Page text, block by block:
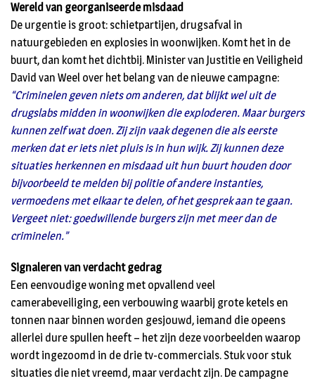
Wereld van georganiseerde misdaad
De urgentie is groot: schietpartijen, drugsafval in
natuurgebieden en explosies in woonwijken. Komt het in de
buurt, dan komt het dichtbij. Minister van Justitie en Veiligheid
David van Weel over het belang van de nieuwe campagne:
“Criminelen geven niets om anderen, dat blijkt wel uit de
drugslabs midden in woonwijken die exploderen. Maar burgers
kunnen zelf wat doen. Zij zijn vaak degenen die als eerste
merken dat er iets niet pluis is in hun wijk. Zij kunnen deze
situaties herkennen en misdaad uit hun buurt houden door
bijvoorbeeld te melden bij politie of andere instanties,
vermoedens met elkaar te delen, of het gesprek aan te gaan.
Vergeet niet: goedwillende burgers zijn met meer dan de
criminelen.”
Signaleren van verdacht gedrag
Een eenvoudige woning met opvallend veel
camerabeveiliging, een verbouwing waarbij grote ketels en
tonnen naar binnen worden gesjouwd, iemand die opeens
allerlei dure spullen heeft – het zijn deze voorbeelden waarop
wordt ingezoomd in de drie tv-commercials. Stuk voor stuk
situaties die niet vreemd, maar verdacht zijn. De campagne